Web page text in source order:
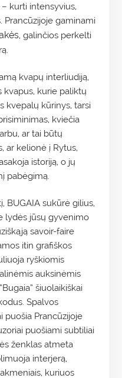
kurti intensyvius,
Prancūzijoje gaminami
, galinčios perkelti
kvapų interliudiją,
kvapus, kurie paliktų
kvepalų kūrinys, tarsi
kviečia
ar tai būtų
ar kelionė į Rytus,
istoriją, o jų
pabėgimą.
BUGAIA sukūrė gilius,
lydės jūsų gyvenimo
savoir-faire
itin grafiškos
ryškiomis
auksinėmis
šiuolaikiškai
Spalvos
puošia Prancūzijoje
puošiami subtiliai
ženklas atmeta
interjerą,
kuriuos